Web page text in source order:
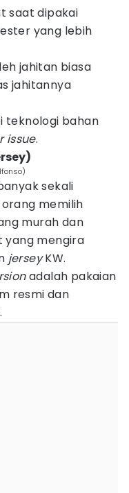
saat dipakai
yang lebih
jahitan biasa
jahitannya
teknologi bahan
issue.
sekali
memilih
murah dan
yang mengira
jerseyKW.
adalah pakaian
resmi dan